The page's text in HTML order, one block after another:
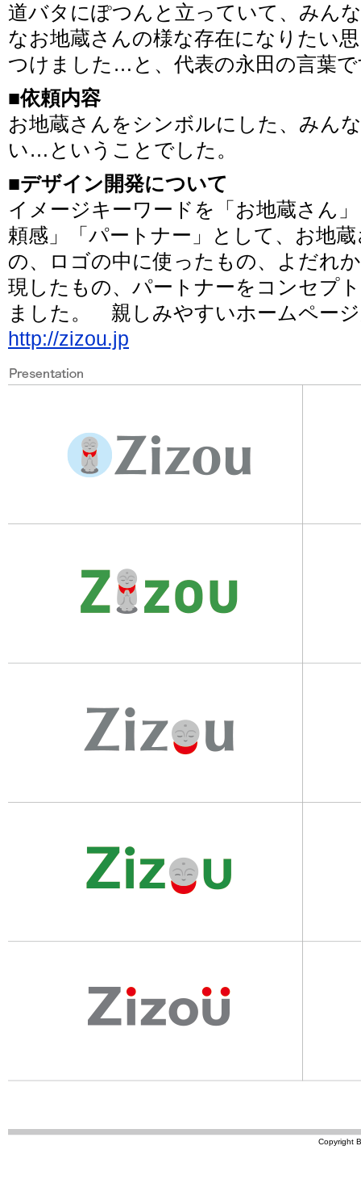
道バタにぽつんと立っていて、みん
なお地蔵さんの様な存在になりたい
つけました…と、代表の永田の言葉
■依頼内容
お地蔵さんをシンボルにした、みん
い…ということでした。
■デザイン開発について
イメージキーワードを「お地蔵さん
頼感」「パートナー」として、お地
の、ロゴの中に使ったもの、よだれ
現したもの、パートナーをコンセプ
ました。 親しみやすいホームペー
http://zizou.jp
Copyright